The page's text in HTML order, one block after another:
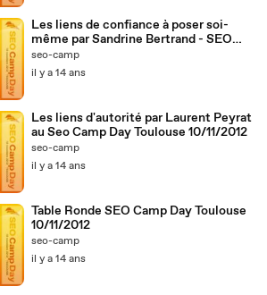
Les liens de confiance à poser soi-
même par Sandrine Bertrand - SEO
Camp day Toulouse 10/11/2012
seo-camp
il y a 14 ans
Les liens d'autorité par Laurent Peyrat
au Seo Camp Day Toulouse 10/11/2012
seo-camp
il y a 14 ans
Table Ronde SEO Camp Day Toulouse
10/11/2012
seo-camp
il y a 14 ans